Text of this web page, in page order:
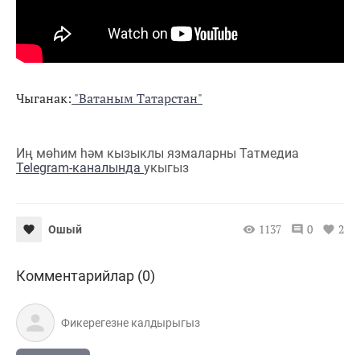
Чыганак: "Ватаным Татарстан"
Иң мөһим һәм кызыклы язмаларны Татмедиа
Telegram-каналында укыгыз
Ошый 1137 0 2
Комментарийлар (0)